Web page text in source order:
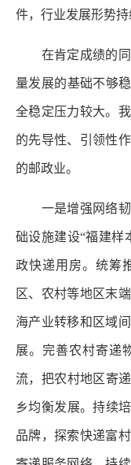
件，行业发展形势持
在肯定成绩的同
量发展的基础不够
全稳定压力较大。
的先导性、引领性
的邮政业。
一是增强网络韧
础设施建设“福建样
政快递用房。统筹
区、农村等地区末
海产业转移和区域
展。完善农村寄递
流，把农村地区寄
乡均衡发展。持续
品牌，探索快递富